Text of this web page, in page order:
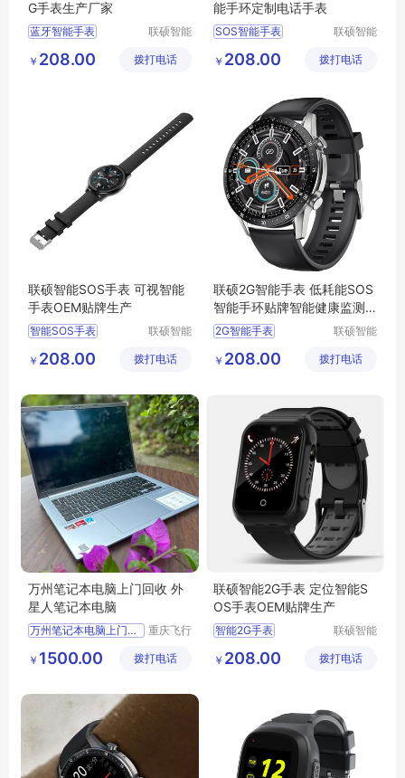
G手表生产厂家
蓝牙智能手表
智能女性手表
联硕智能
有限公司
￥ 208.00 拨打电话
能手环定制电话手表
SOS智能手表
4G智能手表
运动手环
联硕智能
有限公司
￥ 208.00 拨打电话
联硕智能SOS手表 可视智能
手表OEM贴牌生产
智能SOS手表
SOS手环
SOS手表
联硕智能
有限公司
￥ 208.00 拨打电话
联硕2G智能手表 低耗能SOS
智能手环贴牌智能健康监测
手表电话手表
2G智能手表
3G智能手表
联硕智能
有限公司
￥ 208.00 拨打电话
万州笔记本电脑上门回收 外
星人笔记本电脑
万州笔记本电脑上门回收
重庆飞行
限公司
￥ 1500.00 拨打电话
联硕智能2G手表 定位智能S
OS手表OEM贴牌生产
智能2G手表
SOS智能手表
联硕智能
有限公司
￥ 208.00 拨打电话